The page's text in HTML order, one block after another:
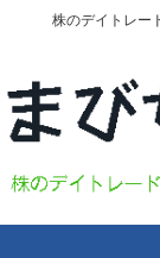
株のデイトレー